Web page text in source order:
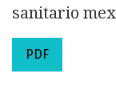
sanitario
PDF